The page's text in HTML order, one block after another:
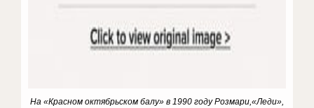
На «Красном октябрьском балу» в 1990 году Розмари,«Леди»,